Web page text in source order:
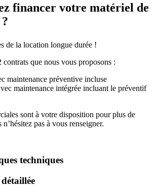
financer votre matériel de
de la location longue durée !
contrats que nous vous proposons :
maintenance préventive incluse
maintenance intégrée incluant le préventif
sont à votre disposition pour plus de
pas à vous renseigner.
techniques